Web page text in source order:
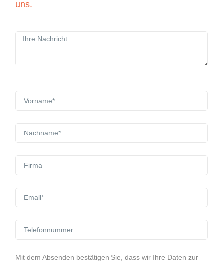
uns.
Mit dem Absenden bestätigen Sie, dass wir Ihre Daten zur